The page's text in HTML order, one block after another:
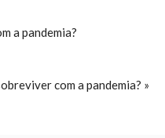
a pandemia?
com a pandemia? »